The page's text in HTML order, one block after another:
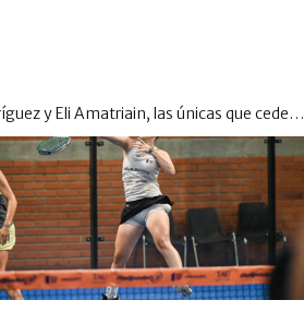
Nuria Rodríguez y Eli Amatriain, las únicas que ceden contra pronóstico en la ronda de 1/16